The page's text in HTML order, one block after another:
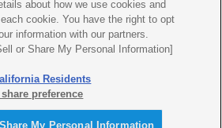
イバシーポリシー Cookie ポリシー
about how we use cookies and
cookie. You have the right to opt
information with our partners.
or Share My Personal Information]
Residents
preference
My Personal Information